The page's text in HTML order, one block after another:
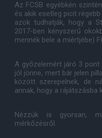
Az FCSB egyébkén
és akik esetleg picit
azok tudhatják, hogy a
2017-ben kényszerű
mennék bele a miértjébe)
A győzelemért járó 3 pont
jól jönne, mert bár jelen
között szerepelnek, de
annak, hogy a rájátszásba
Nézzük is gyorsan,
mérkőzésről.